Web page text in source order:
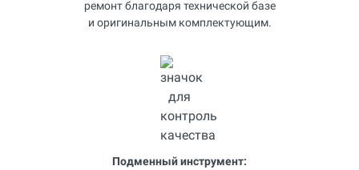
ремонт благодаря технической базе
и оригинальным комплектующим.
Подменный инструмент: